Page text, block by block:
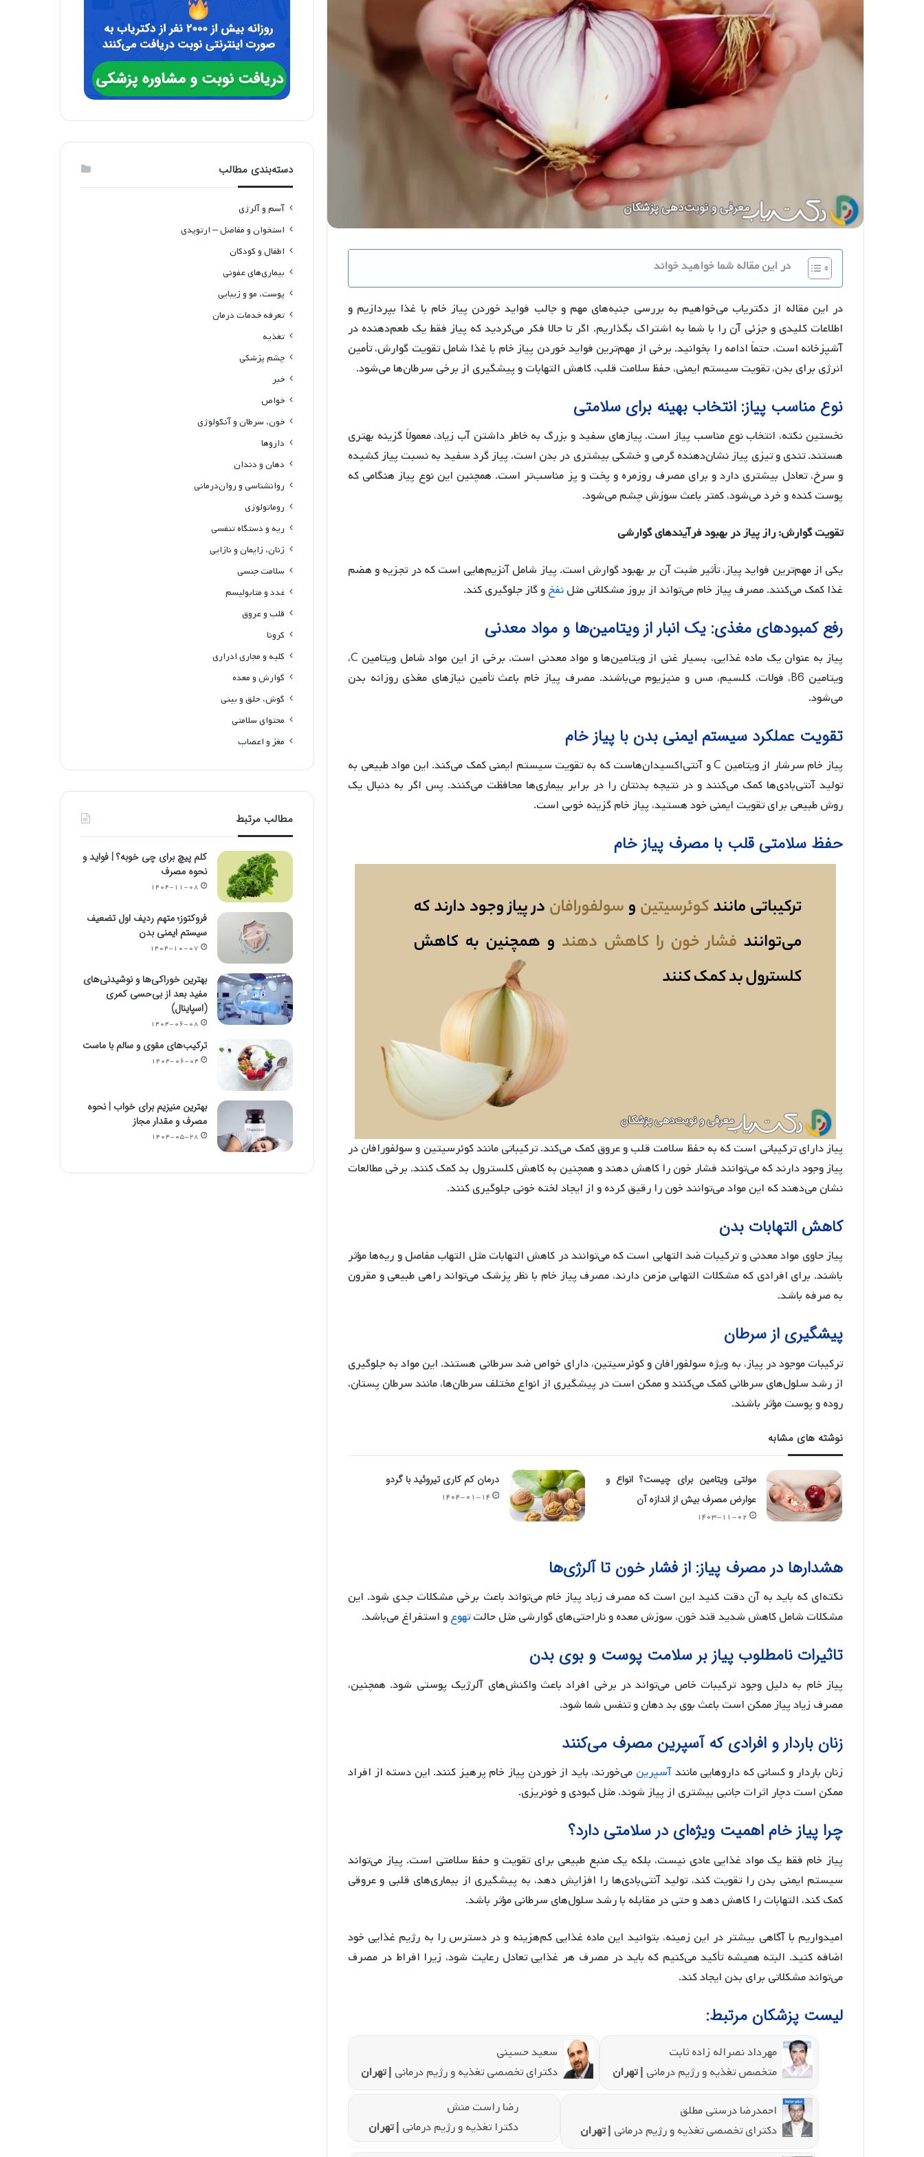
در این مقاله شما خواهید خواند
در این مقاله از دکتریاب می‌خواهیم به بررسی جنبه‌های مهم و جالب فواید خوردن پیاز خام با غذا بپردازیم و
اطلاعات کلیدی و جزئی آن را با شما به اشتراک بگذاریم. اگر تا حالا فکر می‌کردید که پیاز فقط یک طعم‌دهنده در
آشپزخانه است، حتماً ادامه را بخوانید. برخی از مهم‌ترین فواید خوردن پیاز خام با غذا شامل تقویت گوارش، تأمین
انرژی برای بدن، تقویت سیستم ایمنی، حفظ سلامت قلب، کاهش التهابات و پیشگیری از برخی سرطان‌ها می‌شود.
نوع مناسب پیاز: انتخاب بهینه برای سلامتی
نخستین نکته، انتخاب نوع مناسب پیاز است. پیازهای سفید و بزرگ به خاطر داشتن آب زیاد، معمولاً گزینه بهتری
هستند. تندی و تیزی پیاز نشان‌دهنده گرمی و خشکی بیشتری در بدن است. پیاز گرد سفید به نسبت پیاز کشیده
و سرخ، تعادل بیشتری دارد و برای مصرف روزمره و پخت و پز مناسب‌تر است. همچنین این نوع پیاز هنگامی که
پوست کنده و خرد می‌شود، کمتر باعث سوزش چشم می‌شود.
تقویت گوارش: راز پیاز در بهبود فرآیندهای گوارشی
یکی از مهم‌ترین فواید پیاز، تأثیر مثبت آن بر بهبود گوارش است. پیاز شامل آنزیم‌هایی است که در تجزیه و هضم
غذا کمک می‌کنند. مصرف پیاز خام می‌تواند از بروز مشکلاتی مثلنفخو گاز جلوگیری کند.
رفع کمبودهای مغذی: یک انبار از ویتامین‌ها و مواد معدنی
پیاز به عنوان یک ماده غذایی، بسیار غنی از ویتامین‌ها و مواد معدنی است. برخی از این مواد شامل ویتامین C،
ویتامین B6، فولات، کلسیم، مس و منیزیوم می‌باشند. مصرف پیاز خام باعث تأمین نیازهای مغذی روزانه بدن
می‌شود.
تقویت عملکرد سیستم ایمنی بدن با پیاز خام
پیاز خام سرشار از ویتامین C و آنتی‌اکسیدان‌هاست که به تقویت سیستم ایمنی کمک می‌کند. این مواد طبیعی به
تولید آنتی‌بادی‌ها کمک می‌کنند و در نتیجه بدنتان را در برابر بیماری‌ها محافظت می‌کنند. پس اگر به دنبال یک
روش طبیعی برای تقویت ایمنی خود هستید، پیاز خام گزینه خوبی است.
حفظ سلامتی قلب با مصرف پیاز خام
پیاز دارای ترکیباتی است که به حفظ سلامت قلب و عروق کمک می‌کند. ترکیباتی مانند کوئرسیتین و سولفورافان در
پیاز وجود دارند که می‌توانند فشار خون را کاهش دهند و همچنین به کاهش کلسترول بد کمک کنند. برخی مطالعات
نشان می‌دهند که این مواد می‌توانند خون را رقیق کرده و از ایجاد لخته خونی جلوگیری کنند.
کاهش التهابات بدن
پیاز حاوی مواد معدنی و ترکیبات ضد التهابی است که می‌توانند در کاهش التهابات مثل التهاب مفاصل و ریه‌ها مؤثر
باشند. برای افرادی که مشکلات التهابی مزمن دارند، مصرف پیاز خام با نظر پزشک می‌تواند راهی طبیعی و مقرون
به صرفه باشد.
پیشگیری از سرطان
ترکیبات موجود در پیاز، به ویژه سولفورافان و کوئرسیتین، دارای خواص ضد سرطانی هستند. این مواد به جلوگیری
از رشد سلول‌های سرطانی کمک می‌کنند و ممکن است در پیشگیری از انواع مختلف سرطان‌ها، مانند سرطان پستان،
روده و پوست مؤثر باشند.
نوشته های مشابه
مولتی ویتامین برای چیست؟ انواع و
عوارض مصرف بیش از اندازه آن
۱۴۰۳-۱۱-۰۲
درمان کم کاری تیروئید با گردو
۱۴۰۴-۰۱-۱۴
هشدارها در مصرف پیاز: از فشار خون تا آلرژی‌ها
نکته‌ای که باید به آن دقت کنید این است که مصرف زیاد پیاز خام می‌تواند باعث برخی مشکلات جدی شود. این
مشکلات شامل کاهش شدید قند خون، سوزش معده و ناراحتی‌های گوارشی مثل حالتتهوعو استفراغ می‌باشد.
تاثیرات نامطلوب پیاز بر سلامت پوست و بوی بدن
پیاز خام به دلیل وجود ترکیبات خاص می‌تواند در برخی افراد باعث واکنش‌های آلرژیک پوستی شود. همچنین،
مصرف زیاد پیاز ممکن است باعث بوی بد دهان و تنفس شما شود.
زنان باردار و افرادی که آسپرین مصرف می‌کنند
زنان باردار و کسانی که داروهایی مانندآسپرین می‌خورند، باید از خوردن پیاز خام پرهیز کنند. این دسته از افراد
ممکن است دچار اثرات جانبی بیشتری از پیاز شوند، مثل کبودی و خونریزی.
چرا پیاز خام اهمیت ویژه‌ای در سلامتی دارد؟
پیاز خام فقط یک مواد غذایی عادی نیست، بلکه یک منبع طبیعی برای تقویت و حفظ سلامتی است. پیاز می‌تواند
سیستم ایمنی بدن را تقویت کند، تولید آنتی‌بادی‌ها را افزایش دهد، به پیشگیری از بیماری‌های قلبی و عروقی
کمک کند، التهابات را کاهش دهد و حتی در مقابله با رشد سلول‌های سرطانی مؤثر باشد.
امیدواریم با آگاهی بیشتر در این زمینه، بتوانید این ماده غذایی کم‌هزینه و در دسترس را به رژیم غذایی خود
اضافه کنید. البته همیشه تأکید می‌کنیم که باید در مصرف هر غذایی تعادل رعایت شود، زیرا افراط در مصرف
می‌تواند مشکلاتی برای بدن ایجاد کند.
لیست پزشکان مرتبط:
مهرداد نصراله زاده ثابت
متخصص تغذیه و رژیم درمانی | تهران
سعید حسینی
دکترای تخصصی تغذیه و رژیم درمانی | تهران
احمدرضا درستی مطلق
دکترای تخصصی تغذیه و رژیم درمانی | تهران
رضا راست منش
دکترا تغذیه و رژیم درمانی | تهران
دسته‌بندی مطالب
آسم و آلرژی
استخوان و مفاصل – ارتوپدی
اطفال و کودکان
بیماری‌های عفونی
پوست، مو و زیبایی
تعرفه خدمات درمان
تغذیه
چشم پزشکی
خبر
خواص
خون، سرطان و آنکولوژی
داروها
دهان و دندان
روانشناسی و روان‌درمانی
روماتولوژی
ریه و دستگاه تنفسی
زنان، زایمان و نازایی
سلامت جنسی
غدد و متابولیسم
قلب و عروق
کرونا
کلیه و مجاری ادراری
گوارش و معده
گوش، حلق و بینی
محتوای سلامتی
مغز و اعصاب
مطالب مرتبط
کلم پیچ برای چی خوبه؟ | فواید و
نحوه مصرف
۱۴۰۴-۱۱-۰۸
فروکتوز؛ متهم ردیف اول تضعیف
سیستم ایمنی بدن
۱۴۰۴-۱۰-۰۷
بهترین خوراکی‌ها و نوشیدنی‌های
مفید بعد از بی‌حسی کمری
(اسپاینال)
۱۴۰۴-۰۶-۰۸
ترکیب‌های مقوی و سالم با ماست
۱۴۰۴-۰۶-۰۴
بهترین منیزیم برای خواب | نحوه
مصرف و مقدار مجاز
۱۴۰۴-۰۵-۲۸